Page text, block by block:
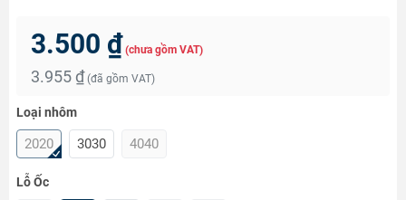
3.500 ₫ (chưa gồm VAT)
3.955 ₫ (đã gồm VAT)
Loại nhôm
2020 3030 4040
Lỗ Ốc